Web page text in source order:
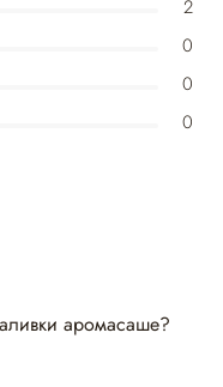
аромасаше?
2
0
0
0